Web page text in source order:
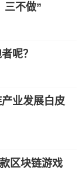
三不做”
呢？
业发展白皮
区块链游戏